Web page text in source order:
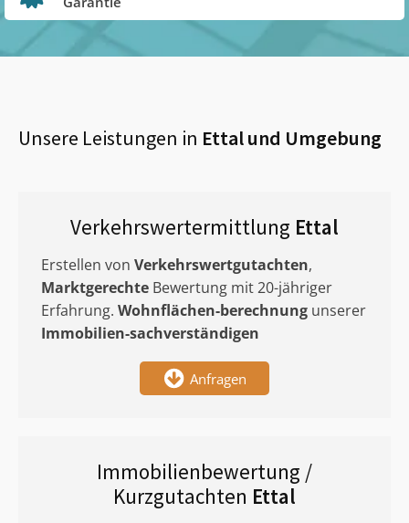
Unsere Leistungen in Ettalund Umgebung
Verkehrswertermittlung Ettal
Erstellen von Verkehrswertgutachten,
Marktgerechte Bewertung mit 20-jähriger
Erfahrung. Wohnflächen-berechnung unserer
Immobilien-sachverständigen
Anfragen
Immobilienbewertung /
Kurzgutachten Ettal